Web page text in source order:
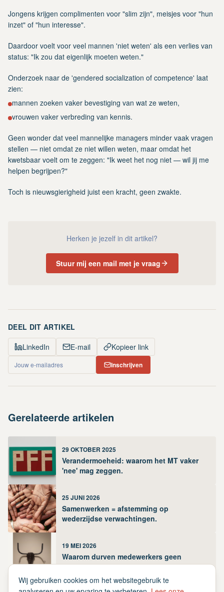
Wij gebruiken cookies om het websitegebruik te
Jongens krijgen complimenten voor "slim zijn", meisjes voor "hun
inzet" of "hun interesse".
Daardoor voelt voor veel mannen 'niet weten' als een verlies van
status: "Ik zou dat eigenlijk moeten weten."
Onderzoek naar de 'gendered socialization of competence' laat
zien:
mannen zoeken vaker bevestiging van wat ze weten,
vrouwen vaker verbreding van kennis.
Geen wonder dat veel mannelijke managers minder vaak vragen
stellen — niet omdat ze niet willen weten, maar omdat het
kwetsbaar voelt om te zeggen: "Ik weet het nog niet — wil jij me
helpen begrijpen?"
Toch is nieuwsgierigheid juist een kracht, geen zwakte.
Herken je jezelf in dit artikel?
Stuur mij een mail met je vraag
DEEL DIT ARTIKEL
LinkedIn
E-mail Kopieer link
Inschrijven
Gerelateerde artikelen
29 OKTOBER 2025
Verandermoeheid: waarom het MT vaker
'nee' mag zeggen.
25 JUNI 2026
Samenwerken = afstemming op
wederzijdse verwachtingen.
19 MEI 2026
Waarom durven medewerkers geen
coaching te vragen?